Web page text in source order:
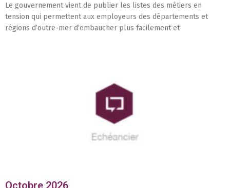
Le gouvernement vient de publier les listes des métiers en
tension qui permettent aux employeurs des départements et
régions d’outre-mer d’embaucher plus facilement et
Octobre 2026